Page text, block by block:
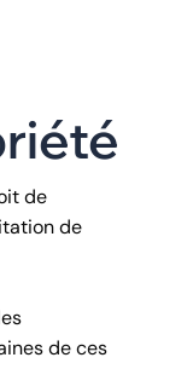
de
de
de ces